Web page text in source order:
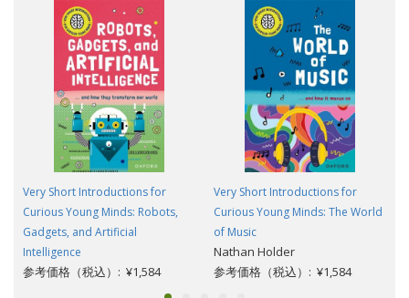
Very Short Introductions for
Curious Young Minds: Robots,
Gadgets, and Artificial
Intelligence
参考価格（税込）: ¥1,584
Very Short Introductions for
Curious Young Minds: The World
of Music
Nathan Holder
参考価格（税込）: ¥1,584